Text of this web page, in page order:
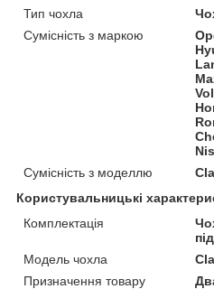
Тип чохла
Сумісність з маркою
Сумісність з моделлю
Користувальницькі
Комплектація
Модель чохла
Призначення товару